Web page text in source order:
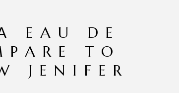
EAU DE
TO
JENIFER